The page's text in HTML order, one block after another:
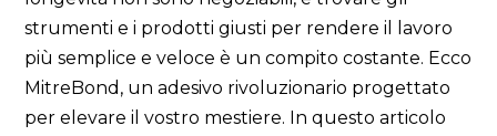
strumenti e i prodotti giusti per rendere il lavoro
più semplice e veloce è un compito costante. Ecco
MitreBond, un adesivo rivoluzionario progettato
per elevare il vostro mestiere. In questo articolo